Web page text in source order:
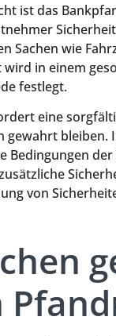
ist das
Sachen wie
wird in einem
festlegt.
eine
gewahrt bleiben.
Bedingungen
von